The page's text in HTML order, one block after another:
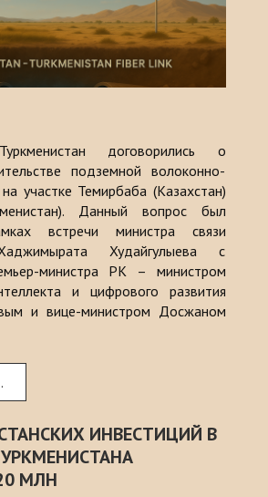
договорились о
подземной волоконно-
участке Темирбаба (Казахстан)
Данный вопрос был
встречи министра связи
Худайгулыевa с
министра РК – министром
и цифрового развития
и вице-министром Досжаном
ИНВЕСТИЦИЙ В
МЛН